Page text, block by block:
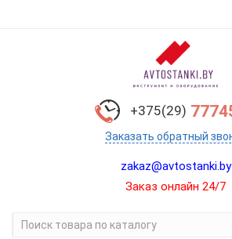
+375(29)
Заказать обратный
zakaz@avtostanki.by
Заказ онлайн 24/7